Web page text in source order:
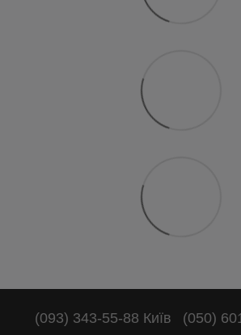
(093) 343-55-88 Київ
(050)